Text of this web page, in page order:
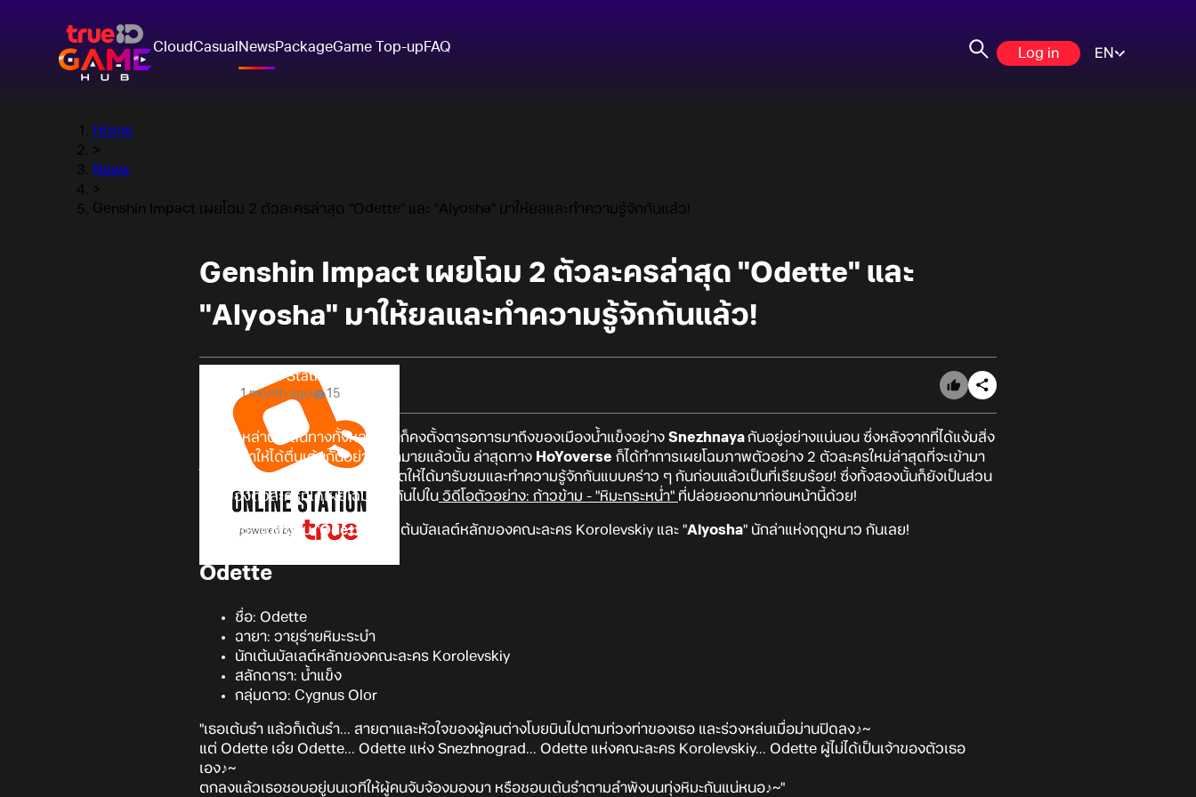
CloudCasual NewsPackageGame Top-upFAQ Log in EN
Home
>
News
>
Genshin Impact เผยโฉม 2 ตัวละครล่าสุด "Odette" และ "Alyosha" มาให้ยลและทำความรู้จักกันแล้ว!
Genshin Impact เผยโฉม 2 ตัวละครล่าสุด "Odette" และ
"Alyosha" มาให้ยลและทำความรู้จักกันแล้ว!
Online Station
1 month ago 15
เชื่อว่าเหล่านักเดินทางทั้งหลายนั้นก็คงตั้งตารอการมาถึงของเมืองน้ำแข็งอย่าง Snezhnayaกันอยู่อย่างแน่นอน ซึ่งหลังจากที่ได้แง้มสิ่ง
ต่าง ๆ มาให้ได้ตื่นเต้นกันอย่างมากมายแล้วนั้น ล่าสุดทาง HoYoverse ก็ได้ทำการเผยโฉมภาพตัวอย่าง 2 ตัวละครใหม่ล่าสุดที่จะเข้ามา
Genshin Impact
ในอนาคตให้ได้มารับชมและทำความรู้จักกันแบบคร่าว ๆ กันก่อนแล้วเป็นที่เรียบร้อย! ซึ่งทั้งสองนั้นก็ยังเป็นส่วน
หนึ่งของตัวละครที่ได้เผยโฉมหน้ากันไปใน วิดีโอตัวอย่าง: ก้าวข้าม - "หิมะกระหน่ำ" ที่ปล่อยออกมาก่อนหน้านี้ด้วย!
ว่าแล้วเราไปพบกับ "Odette " นักเต้นบัลเลต์หลักของคณะละคร Korolevskiy และ "Alyosha" นักล่าแห่งฤดูหนาว กันเลย!
Odette
ชื่อ: Odette
ฉายา: วายุร่ายหิมะระบำ
นักเต้นบัลเลต์หลักของคณะละคร Korolevskiy
สลักดารา: น้ำแข็ง
กลุ่มดาว: Cygnus Olor
"เธอเต้นรำ แล้วก็เต้นรำ... สายตาและหัวใจของผู้คนต่างโบยบินไปตามท่วงท่าของเธอ และร่วงหล่นเมื่อม่านปิดลง♪~
แต่ Odette เอ๋ย Odette... Odette แห่ง Snezhnograd... Odette แห่งคณะละคร Korolevskiy... Odette ผู้ไม่ได้เป็นเจ้าของตัวเธอ
เอง♪~
ตกลงแล้วเธอชอบอยู่บนเวทีให้ผู้คนจับจ้องมองมา หรือชอบเต้นรำตามลำพังบนทุ่งหิมะกันแน่หนอ♪~"